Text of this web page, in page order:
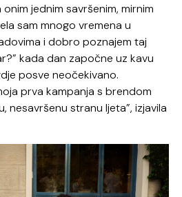
jednim savršenim, mirnim
sam mnogo vremena u
i dobro poznajem taj
kada dan započne uz kavu
posve neočekivano.
prva kampanja s brendom
nesavršenu stranu ljeta”, izjavila